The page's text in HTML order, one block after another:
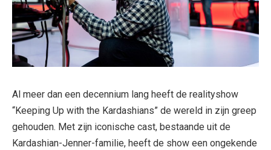
Al meer dan een decennium lang heeft de realityshow
“Keeping Up with the Kardashians” de wereld in zijn greep
gehouden. Met zijn iconische cast, bestaande uit de
Kardashian-Jenner-familie, heeft de show een ongekende